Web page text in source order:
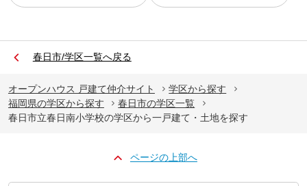
春日市/学区一覧へ戻る
オープンハウス 戸建て仲介サイト
学区から探す
福岡県の学区から探す
春日市の学区一覧
春日市立春日南小学校の学区から一戸建て・土地を探す
ページの上部へ